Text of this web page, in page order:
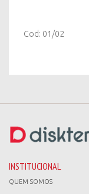
Cod: 01/02
INSTITUCIONAL
QUEM SOMOS